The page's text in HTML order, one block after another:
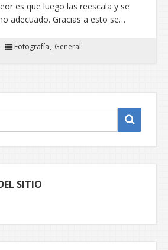
es que luego las reescala y se
adecuado. Gracias a esto se…
Fotografía
General
SITIO